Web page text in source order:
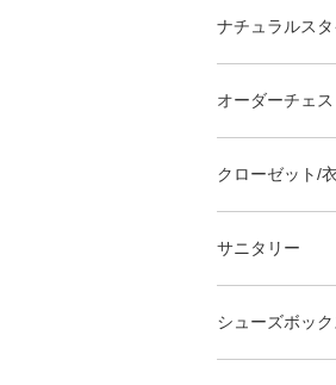
ナチュラルス
オーダーチェ
クローゼット/
サニタリー
シューズボック